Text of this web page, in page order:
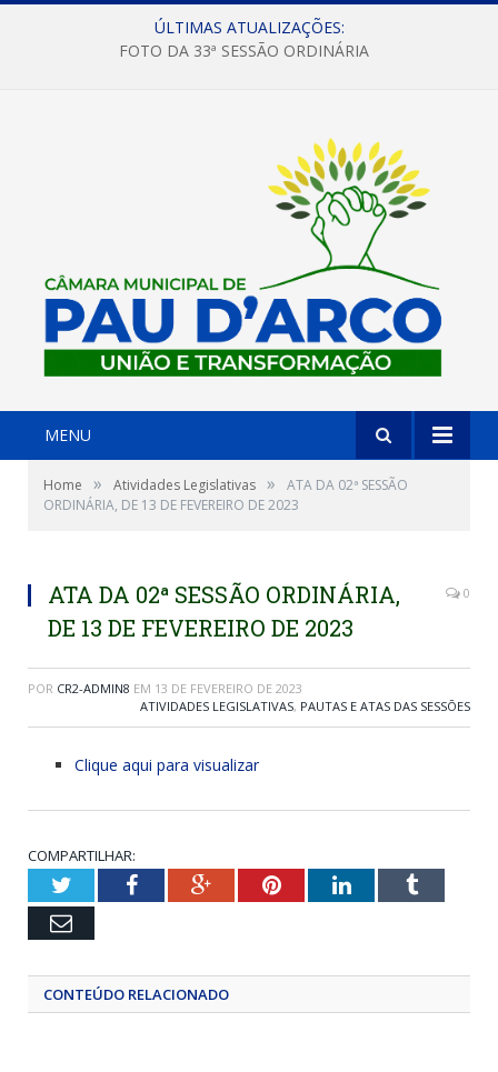
ÚLTIMAS ATUALIZAÇÕES:
FOTO DA 33ª SESSÃO ORDINÁRIA
MENU
Home » Atividades Legislativas »
ATA DA 02ª SESSÃO
ORDINÁRIA, DE 13 DE FEVEREIRO DE 2023
ATA DA 02ª SESSÃO ORDINÁRIA,
DE 13 DE FEVEREIRO DE 2023
0
POR CR2-ADMIN8 EM 13 DE FEVEREIRO DE 2023
ATIVIDADES LEGISLATIVAS, PAUTAS E ATAS DAS SESSÕES
Clique aqui para visualizar
COMPARTILHAR:
TwitterFacebookGoogle+PinterestLinkedInTumblr
Email
CONTEÚDO RELACIONADO